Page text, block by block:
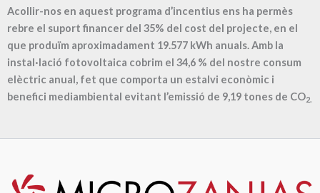
Acollir-nos en aquest programa d’incentius ens ha permès
rebre el suport financer del 35% del cost del projecte, en el
que produïm aproximadament 19.577 kWh anuals. Amb la
instal·lació fotovoltaica cobrim el 34,6 % del nostre consum
elèctric anual, fet que comporta un estalvi econòmic i
benefici mediambiental evitant l’emissió de 9,19 tones de CO2.